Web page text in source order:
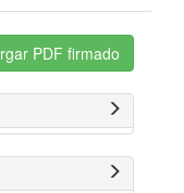
PDF firmado